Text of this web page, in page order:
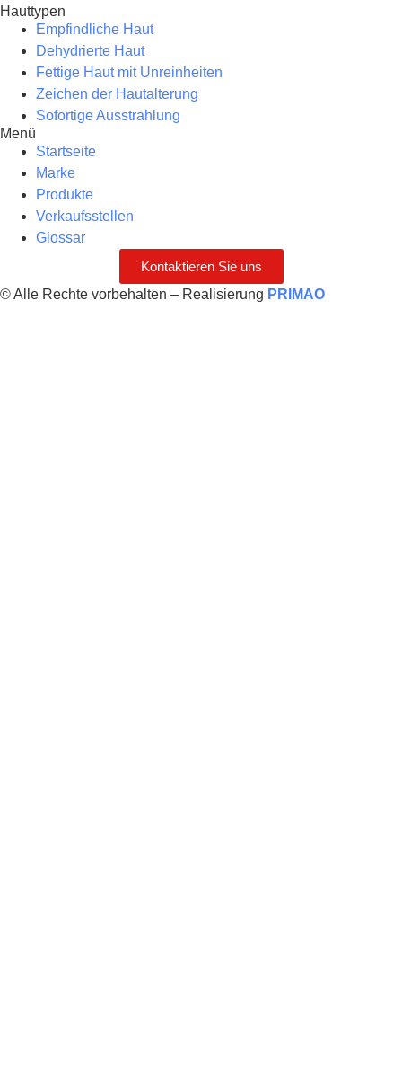
Hauttypen
Empfindliche Haut
Dehydrierte Haut
Fettige Haut mit Unreinheiten
Zeichen der Hautalterung
Sofortige Ausstrahlung
Menü
Startseite
Marke
Produkte
Verkaufsstellen
Glossar
Kontaktieren Sie uns
© Alle Rechte vorbehalten – Realisierung PRIMAO